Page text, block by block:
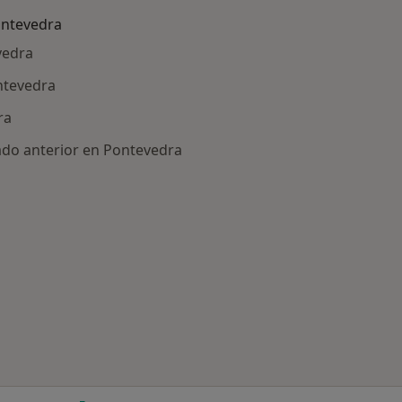
anterior en Pontevedra